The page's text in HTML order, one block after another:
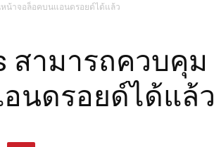
น้าจอล็อคบนแอนดรอยด์ได้แล้ว
สามารถควบคุม
นดรอยด์ได้แล้ว